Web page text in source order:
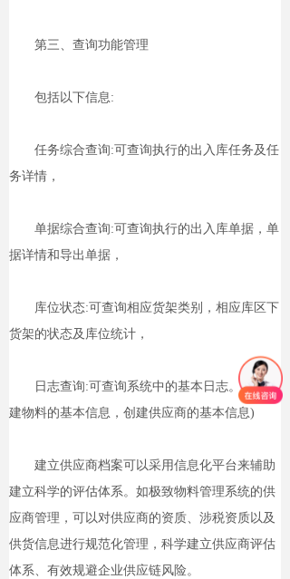
第三、查询功能管理
包括以下信息:
任务综合查询:可查询执行的出入库任务及任
务详情，
单据综合查询:可查询执行的出入库单据，单
据详情和导出单据，
库位状态:可查询相应货架类别，相应库区下
货架的状态及库位统计，
日志查询:可查询系统中的基本日志。(例:创
建物料的基本信息，创建供应商的基本信息)
建立供应商档案可以采用信息化平台来辅助
建立科学的评估体系。如极致物料管理系统的供
应商管理，可以对供应商的资质、涉税资质以及
供货信息进行规范化管理，科学建立供应商评估
体系、有效规避企业供应链风险。